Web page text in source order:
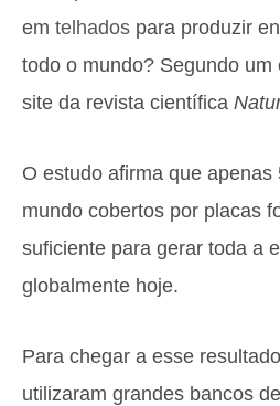
em telhados para produzir
todo o mundo? Segundo
site da revista científica
O estudo afirma que apenas
mundo cobertos por placas
suficiente para gerar toda a
globalmente hoje.
Para chegar a esse
utilizaram grandes bancos